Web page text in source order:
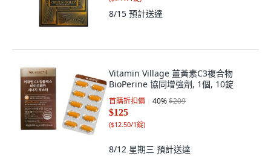
8/15 預計送達
Vitamin Village 薑黃素C3複合物
BioPerine 協同增強劑, 1個, 10錠
首購折扣價 40%$209
$125
($12.50/1錠)
8/12 星期三 預計送達